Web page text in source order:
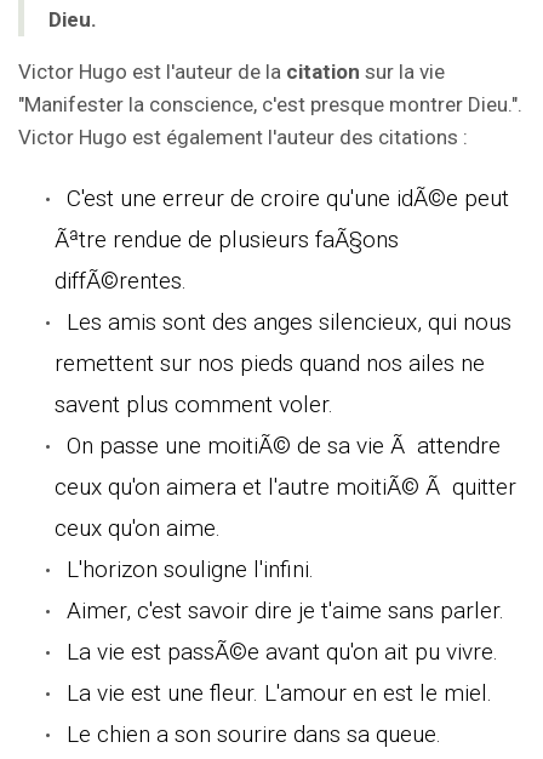
Dieu.
Victor Hugo est l'auteur de la citation sur la vie
"Manifester la conscience, c'est presque montrer Dieu.".
Victor Hugo est également l'auteur des citations :
C'est une erreur de croire qu'une idÃ©e peut
Ãªtre rendue de plusieurs faÃ§ons
diffÃ©rentes.
Les amis sont des anges silencieux, qui nous
remettent sur nos pieds quand nos ailes ne
savent plus comment voler.
On passe une moitiÃ© de sa vie Ã attendre
ceux qu'on aimera et l'autre moitiÃ© Ã quitter
ceux qu'on aime.
L'horizon souligne l'infini.
Aimer, c'est savoir dire je t'aime sans parler.
La vie est passÃ©e avant qu'on ait pu vivre.
La vie est une fleur. L'amour en est le miel.
Le chien a son sourire dans sa queue.